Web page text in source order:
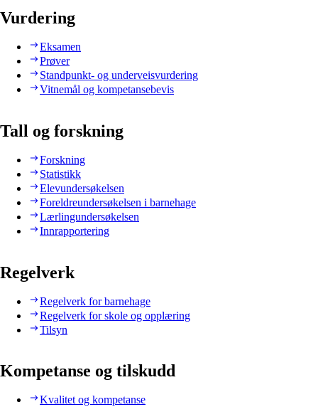
Vurdering
Eksamen
Prøver
Standpunkt- og underveisvurdering
Vitnemål og kompetansebevis
Tall og forskning
Forskning
Statistikk
Elevundersøkelsen
Foreldreundersøkelsen i barnehage
Lærlingundersøkelsen
Innrapportering
Regelverk
Regelverk for barnehage
Regelverk for skole og opplæring
Tilsyn
Kompetanse og tilskudd
Kvalitet og kompetanse